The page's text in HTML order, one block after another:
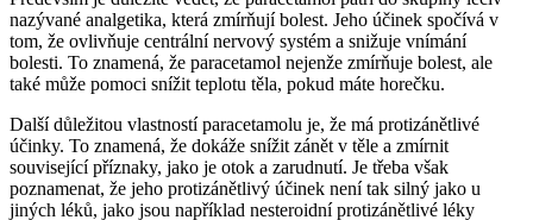
nazývané analgetika, která zmírňují bolest. Jeho účinek spočívá v
tom, že ovlivňuje centrální nervový systém a snižuje vnímání
bolesti. To znamená, že paracetamol nejenže zmírňuje bolest, ale
také může pomoci snížit teplotu těla, pokud máte horečku.
Další důležitou vlastností paracetamolu je, že má protizánětlivé
účinky. To znamená, že dokáže snížit zánět v těle a zmírnit
související příznaky, jako je otok a zarudnutí. Je třeba však
poznamenat, že jeho protizánětlivý účinek není tak silný jako u
jiných léků, jako jsou například nesteroidní protizánětlivé léky